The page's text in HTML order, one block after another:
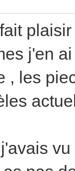
j'en
, les